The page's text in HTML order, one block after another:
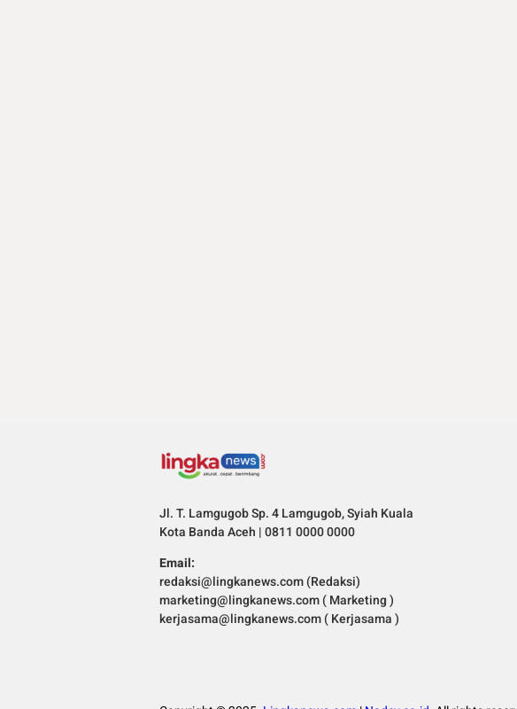
Jl. T. Lamgugob Sp. 4 Lamgugob, Syiah Kuala
Kota Banda Aceh | 0811 0000 0000
Email:
redaksi@lingkanews.com (Redaksi)
marketing@lingkanews.com ( Marketing )
kerjasama@lingkanews.com ( Kerjasama )